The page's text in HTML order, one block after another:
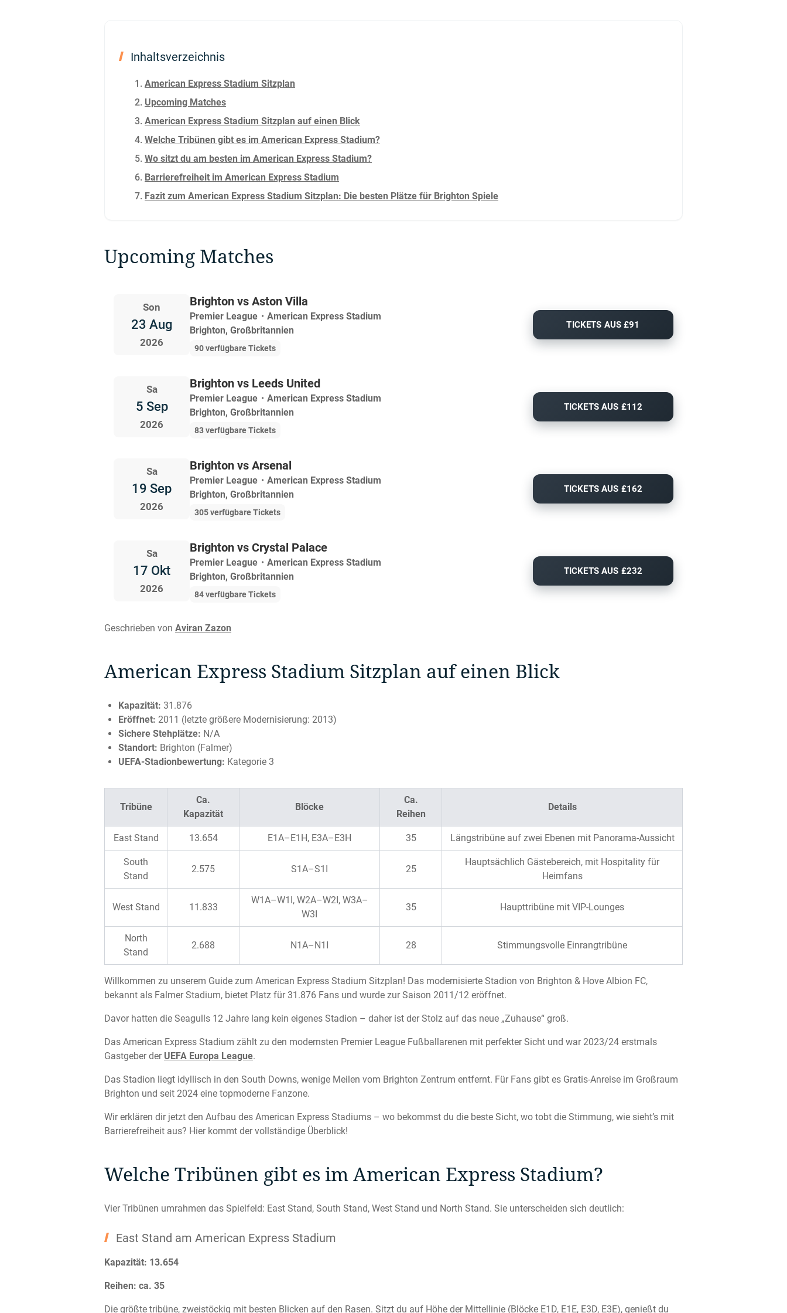
Inhaltsverzeichnis
American Express Stadium Sitzplan
Upcoming Matches
American Express Stadium Sitzplan auf einen Blick
Welche Tribünen gibt es im American Express Stadium?
Wo sitzt du am besten im American Express Stadium?
Barrierefreiheit im American Express Stadium
Fazit zum American Express Stadium Sitzplan: Die besten Plätze für Brighton Spiele
Upcoming Matches
Son
23 Aug
2026
Brighton vs Aston Villa
Premier League ・ American Express Stadium
Brighton, Großbritannien
90 verfügbare Tickets
TICKETS AUS £91
Sa
5 Sep
2026
Brighton vs Leeds United
Premier League ・ American Express Stadium
Brighton, Großbritannien
83 verfügbare Tickets
TICKETS AUS £112
Sa
19 Sep
2026
Brighton vs Arsenal
Premier League ・ American Express Stadium
Brighton, Großbritannien
305 verfügbare Tickets
TICKETS AUS £162
Sa
17 Okt
2026
Brighton vs Crystal Palace
Premier League ・ American Express Stadium
Brighton, Großbritannien
84 verfügbare Tickets
TICKETS AUS £232
Geschrieben von Aviran Zazon
American Express Stadium Sitzplan auf einen Blick
Kapazität: 31.876
Eröffnet: 2011 (letzte größere Modernisierung: 2013)
Sichere Stehplätze: N/A
Standort: Brighton (Falmer)
UEFA-Stadionbewertung: Kategorie 3
Tribüne
Ca.
Kapazität
Blöcke
Ca.
Reihen
Details
East Stand 13.654 E1A–E1H, E3A–E3H 35 Längstribüne auf zwei Ebenen mit Panorama-Aussicht
South
Stand
2.575 S1A–S1I 25
Hauptsächlich Gästebereich, mit Hospitality für
Heimfans
West Stand 11.833
W1A–W1I, W2A–W2I, W3A–
W3I
35 Haupttribüne mit VIP-Lounges
North
Stand
2.688 N1A–N1I 28 Stimmungsvolle Einrangtribüne
Willkommen zu unserem Guide zum American Express Stadium Sitzplan! Das modernisierte Stadion von Brighton & Hove Albion FC,
bekannt als Falmer Stadium, bietet Platz für 31.876 Fans und wurde zur Saison 2011/12 eröffnet.
Davor hatten die Seagulls 12 Jahre lang kein eigenes Stadion – daher ist der Stolz auf das neue „Zuhause“ groß.
Das American Express Stadium zählt zu den modernsten Premier League Fußballarenen mit perfekter Sicht und war 2023/24 erstmals
Gastgeber der UEFA Europa League.
Das Stadion liegt idyllisch in den South Downs, wenige Meilen vom Brighton Zentrum entfernt. Für Fans gibt es Gratis-Anreise im Großraum
Brighton und seit 2024 eine topmoderne Fanzone.
Wir erklären dir jetzt den Aufbau des American Express Stadiums – wo bekommst du die beste Sicht, wo tobt die Stimmung, wie sieht’s mit
Barrierefreiheit aus? Hier kommt der vollständige Überblick!
Welche Tribünen gibt es im American Express Stadium?
Vier Tribünen umrahmen das Spielfeld: East Stand, South Stand, West Stand und North Stand. Sie unterscheiden sich deutlich:
East Stand am American Express Stadium
Kapazität: 13.654
Reihen: ca. 35
Die größte tribüne, zweistöckig mit besten Blicken auf den Rasen. Sitzt du auf Höhe der Mittellinie (Blöcke E1D, E1E, E3D, E3E), genießt du